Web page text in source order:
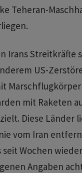
Teheran-
Irans Streitkräfte
US-
mit Raketen
Diese Länder
vom Iran
Wochen
Angaben